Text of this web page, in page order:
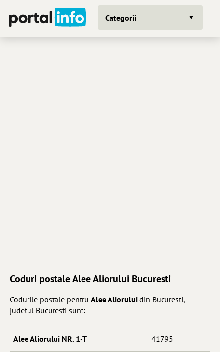
Categorii
Coduri postale Alee Aliorului Bucuresti
Codurile postale pentru Alee Aliorului din Bucuresti,
judetul Bucuresti sunt:
Alee Aliorului NR. 1-T 41795